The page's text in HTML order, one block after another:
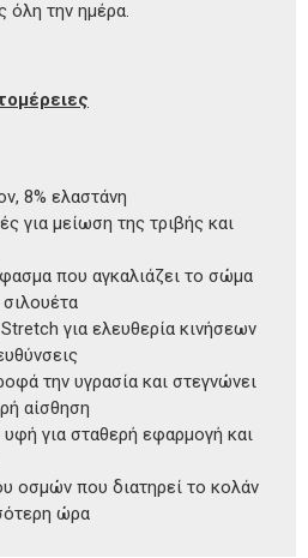
όλη την ημέρα.
8% ελαστάνη
για μείωση της τριβής και
που αγκαλιάζει το σώμα
σιλουέτα
για ελευθερία κινήσεων
την υγρασία και στεγνώνει
αίσθηση
για σταθερή εφαρμογή και
οσμών που διατηρεί το κολάν
ώρα